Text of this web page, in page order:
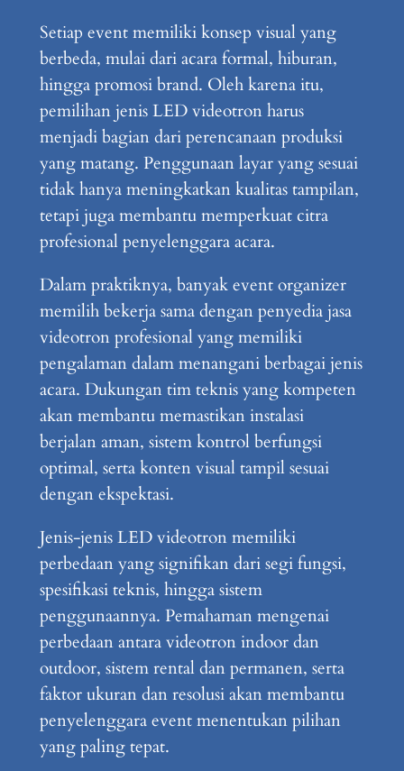
Setiap event memiliki konsep visual yang
berbeda, mulai dari acara formal, hiburan,
hingga promosi brand. Oleh karena itu,
pemilihan jenis LED videotron harus
menjadi bagian dari perencanaan produksi
yang matang. Penggunaan layar yang sesuai
tidak hanya meningkatkan kualitas tampilan,
tetapi juga membantu memperkuat citra
profesional penyelenggara acara.
Dalam praktiknya, banyak event organizer
memilih bekerja sama dengan penyedia jasa
videotron profesional yang memiliki
pengalaman dalam menangani berbagai jenis
acara. Dukungan tim teknis yang kompeten
akan membantu memastikan instalasi
berjalan aman, sistem kontrol berfungsi
optimal, serta konten visual tampil sesuai
dengan ekspektasi.
Jenis-jenis LED videotron memiliki
perbedaan yang signifikan dari segi fungsi,
spesifikasi teknis, hingga sistem
penggunaannya. Pemahaman mengenai
perbedaan antara videotron indoor dan
outdoor, sistem rental dan permanen, serta
faktor ukuran dan resolusi akan membantu
penyelenggara event menentukan pilihan
yang paling tepat.